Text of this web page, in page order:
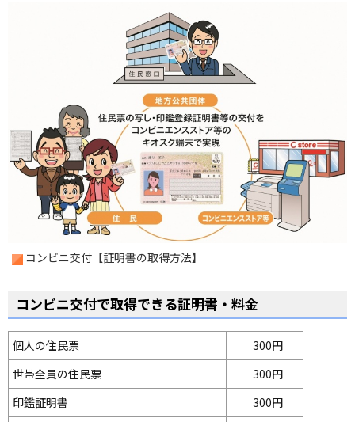
コンビニ交付【証明書の取得方法】
コンビニ交付で取得できる証明書・料金
個人の住民票
300円
世帯全員の住民票
300円
印鑑証明書
300円